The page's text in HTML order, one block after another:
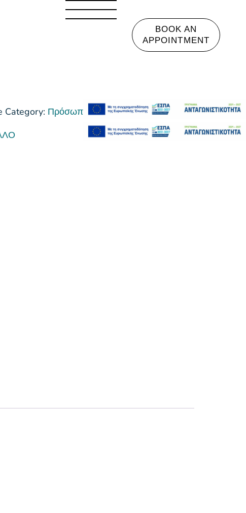
BOOK AN
APPOINTMENT
Category: Πρόσωπο Πρώτες Ρυτίδες